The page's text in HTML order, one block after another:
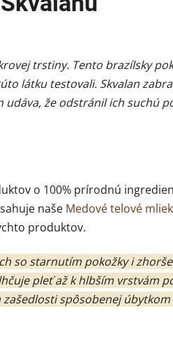
trstiny. Tento brazílsky
látku testovali. Skvalan
že odstránil ich suchú
o 100% prírodnú
naše Medové telové
produktov.
so starnutím pokožky i
pleť až k hlbším vrstvám
spôsobenej